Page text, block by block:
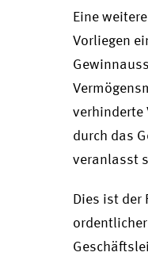
Eine
Vorliegen
verhinderte
durch das
veranlasst
Dies ist der